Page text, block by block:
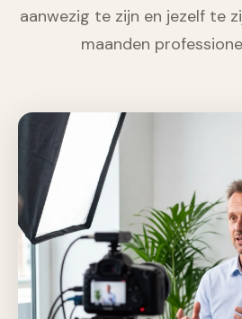
aanwezig te zijn en jezelf te
maanden